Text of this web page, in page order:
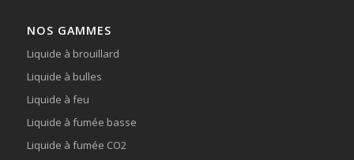
NOS GAMMES
Liquide à brouillard
Liquide à bulles
Liquide à feu
Liquide à fumée basse
Liquide à fumée CO2